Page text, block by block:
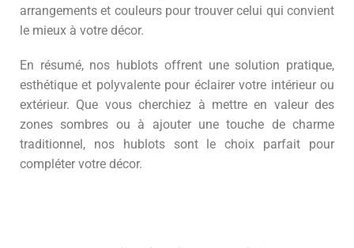
arrangements et couleurs pour trouver celui qui convient
le mieux à votre décor.
En résumé, nos hublots offrent une solution pratique,
esthétique et polyvalente pour éclairer votre intérieur ou
extérieur. Que vous cherchiez à mettre en valeur des
zones sombres ou à ajouter une touche de charme
traditionnel, nos hublots sont le choix parfait pour
compléter votre décor.